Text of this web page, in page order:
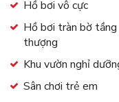
Hồ bơi vô cực
Hồ bơi tràn bờ tầng
thượng
Khu vườn nghỉ
Sân chơi trẻ em